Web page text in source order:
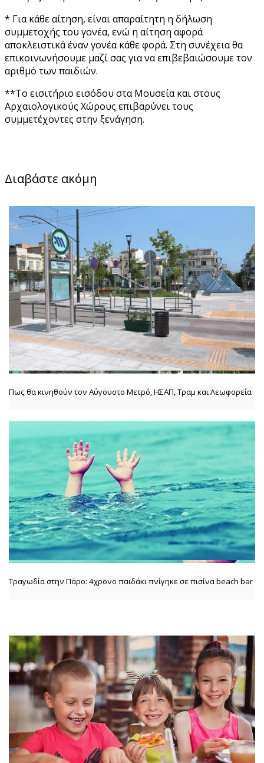
* Για κάθε αίτηση, είναι απαραίτητη η δήλωση
συμμετοχής του γονέα, ενώ η αίτηση αφορά
αποκλειστικά έναν γονέα κάθε φορά. Στη συνέχεια θα
επικοινωνήσουμε μαζί σας για να επιβεβαιώσουμε τον
αριθμό των παιδιών.
**Το εισιτήριο εισόδου στα Μουσεία και στους
Αρχαιολογικούς Χώρους επιβαρύνει τους
συμμετέχοντες στην ξενάγηση.
Διαβάστε ακόμη
Πως θα κινηθούν τον Αύγουστο Μετρό, ΗΣΑΠ, Τραμ και Λεωφορεία
Τραγωδία στην Πάρο: 4χρονο παιδάκι πνίγηκε σε πισίνα beach bar